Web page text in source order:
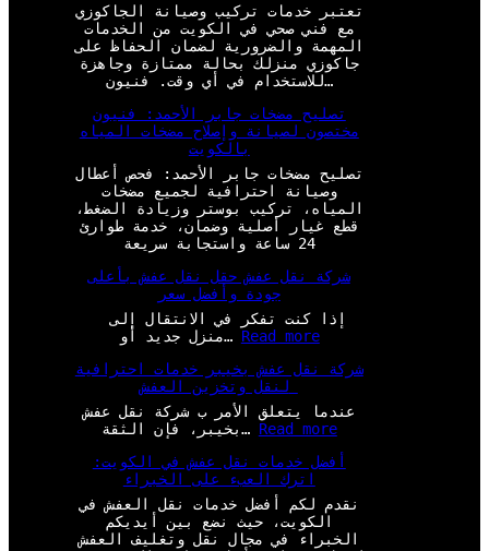
تعتبر خدمات تركيب وصيانة الجاكوزي
مع فني صحي في الكويت من الخدمات
المهمة والضرورية لضمان الحفاظ على
جاكوزي منزلك بحالة ممتازة وجاهزة
للاستخدام في أي وقت. فنيون…
تصليح مضخات جابر الأحمد: فنيون
مختصون لصيانة وإصلاح مضخات المياه
بالكويت
تصليح مضخات جابر الأحمد: فحص أعطال
وصيانة احترافية لجميع مضخات
المياه، تركيب بوستر وزيادة الضغط،
قطع غيار أصلية وضمان، خدمة طوارئ
24 ساعة واستجابة سريعة
شركة نقل عفش حقل نقل عفش بأعلى
جودة وأفضل سعر
إذا كنت تفكر في الانتقال إلى
منزل جديد أو… Read more:
ن
ق
ل
ع
ش
ح
ق
شركة نقل عفش بخيبر خدمات احترافية
عندما يتعلق الأمر ب شركة نقل عفش
بخيبر، فإن الثقة… Read more:
ة
ن
ق
أفضل خدمات نقل عفش في الكويت:
اترك العبء على الخبراء
نقدم لكم أفضل خدمات نقل العفش في
الكويت، حيث نضع بين أيديكم
الخبراء في مجال نقل وتغليف العفش